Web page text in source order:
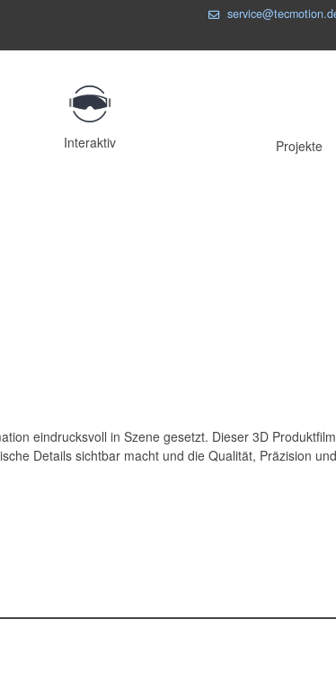
Interaktiv Projekte
eindrucksvoll in Szene gesetzt. Dieser 3D
Details sichtbar macht und die Qualität, Präzision